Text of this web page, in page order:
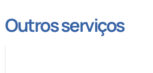
Outros serviços​